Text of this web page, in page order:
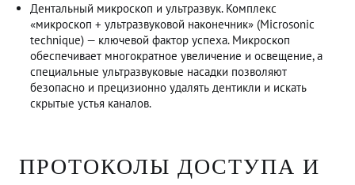
Дентальный микроскоп и ультразвук. Комплекс
«микроскоп + ультразвуковой наконечник» (Microsonic
technique) — ключевой фактор успеха. Микроскоп
обеспечивает многократное увеличение и освещение, а
специальные ультразвуковые насадки позволяют
безопасно и прецизионно удалять дентикли и искать
скрытые устья каналов.
ПРОТОКОЛЫ ДОСТУПА И